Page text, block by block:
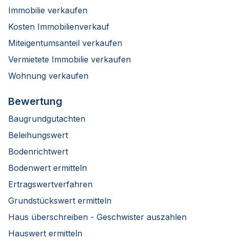
Immobilie verkaufen
Kosten Immobilienverkauf
Miteigentumsanteil verkaufen
Vermietete Immobilie verkaufen
Wohnung verkaufen
Bewertung
Baugrundgutachten
Beleihungswert
Bodenrichtwert
Bodenwert ermitteln
Ertragswertverfahren
Grundstückswert ermitteln
Haus überschreiben - Geschwister auszahlen
Hauswert ermitteln